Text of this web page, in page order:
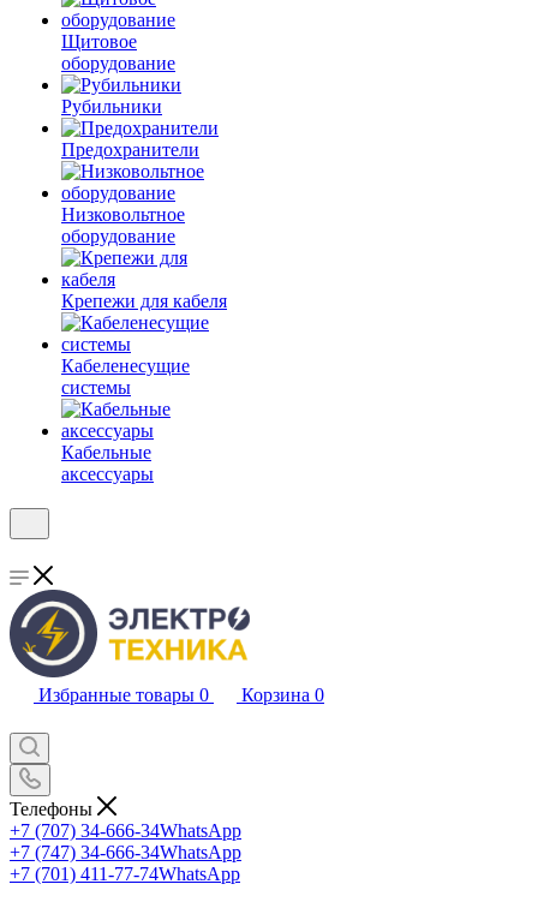
Щитовое
оборудование
Рубильники
Предохранители
Низковольтное
оборудование
Крепежи для кабеля
Кабеленесущие
системы
Кабельные
аксессуары
Избранные товары 0 Корзина 0
Телефоны
+7 (707) 34-666-34WhatsApp
+7 (747) 34-666-34WhatsApp
+7 (701) 411-77-74WhatsApp